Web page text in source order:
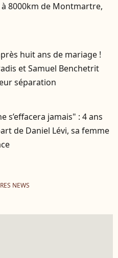
8000km de Montmartre,
huit ans de mariage !
et Samuel Benchetrit
séparation
s’effacera jamais" : 4 ans
de Daniel Lévi, sa femme
NEWS